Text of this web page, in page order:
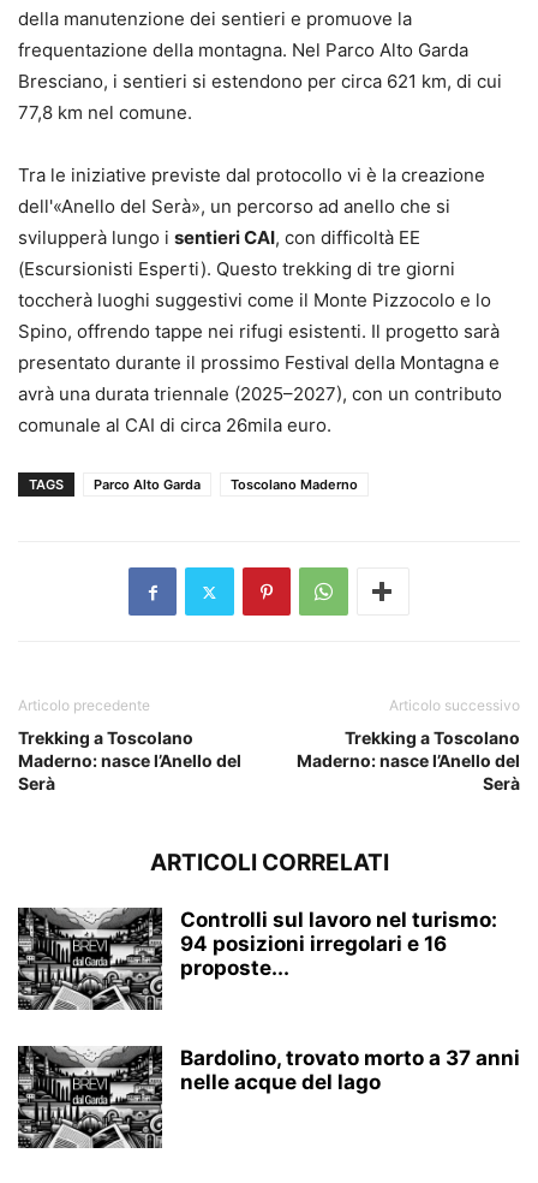
della manutenzione dei sentieri e promuove la
frequentazione della montagna. Nel Parco Alto Garda
Bresciano, i sentieri si estendono per circa 621 km, di cui
77,8 km nel comune.
Tra le iniziative previste dal protocollo vi è la creazione
dell'«Anello del Serà», un percorso ad anello che si
svilupperà lungo i sentieri CAI, con difficoltà EE
(Escursionisti Esperti). Questo trekking di tre giorni
toccherà luoghi suggestivi come il Monte Pizzocolo e lo
Spino, offrendo tappe nei rifugi esistenti. Il progetto sarà
presentato durante il prossimo Festival della Montagna e
avrà una durata triennale (2025–2027), con un contributo
comunale al CAI di circa 26mila euro.
TAGS Parco Alto Garda Toscolano Maderno
Articolo precedente
Trekking a Toscolano
Maderno: nasce l’Anello del
Serà
Articolo successivo
Trekking a Toscolano
Maderno: nasce l’Anello del
Serà
ARTICOLI CORRELATI
Controlli sul lavoro nel turismo:
94 posizioni irregolari e 16
proposte...
Bardolino, trovato morto a 37 anni
nelle acque del lago